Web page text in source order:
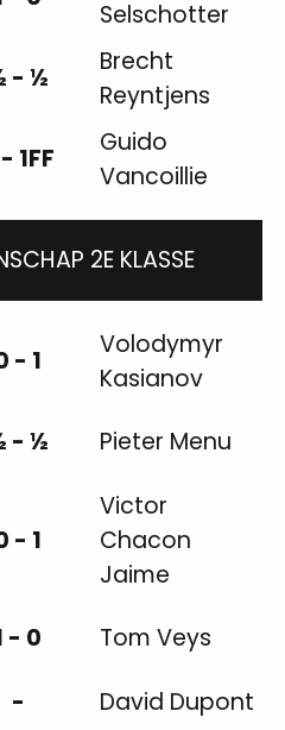
Selschotter
- ½
Brecht
Reyntjens
1FF
Guido
Vancoillie
2E KLASSE
- 1
Volodymyr
Kasianov
- ½ Pieter Menu
- 1
Victor
Chacon
Jaime
- 0
Tom Veys
-
David Dupont